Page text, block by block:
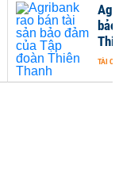
TÀI